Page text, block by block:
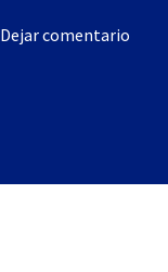
Dejar comentario